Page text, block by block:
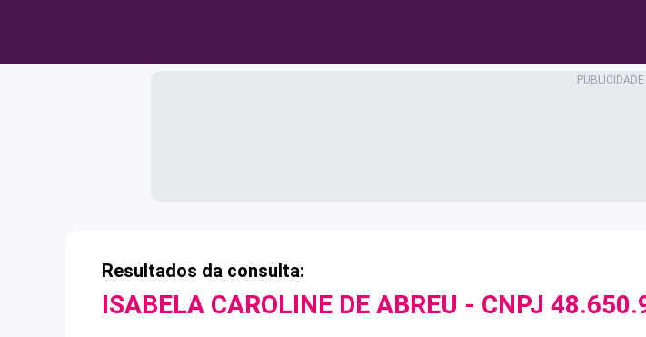
Resultados da consulta:
ISABELA CAROLINE DE ABREU - CNPJ